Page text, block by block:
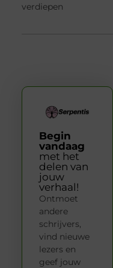
verdiepen
Begin
vandaag
met het
delen van
jouw
verhaal!
Ontmoet
andere
schrijvers,
vind nieuwe
lezers en
geef jouw